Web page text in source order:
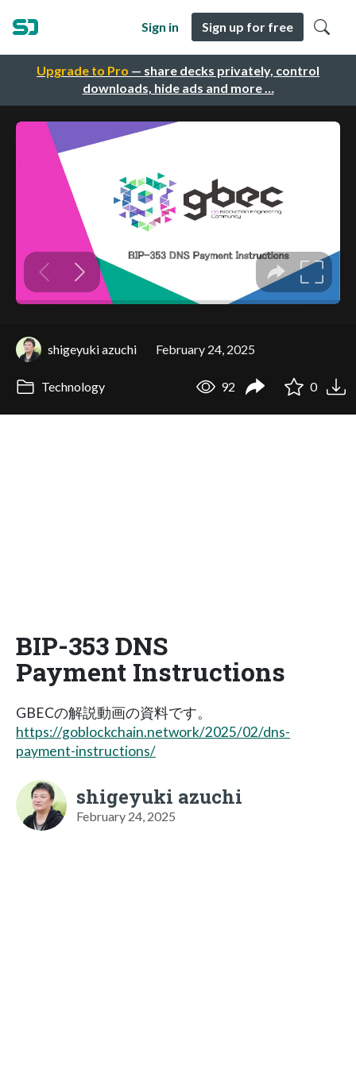
Upgrade to Pro — share decks privately, control
downloads, hide ads and more …
Sign in Sign up for free
shigeyuki azuchi February 24, 2025
Technology 92 0
BIP-353 DNS
Payment Instructions
GBECの解説動画の資料です。
https://goblockchain.network/2025/02/dns-
payment-instructions/
shigeyuki azuchi
February 24, 2025